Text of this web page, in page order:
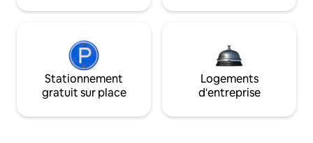
Stationnement
gratuit sur place
Logements
d'entreprise